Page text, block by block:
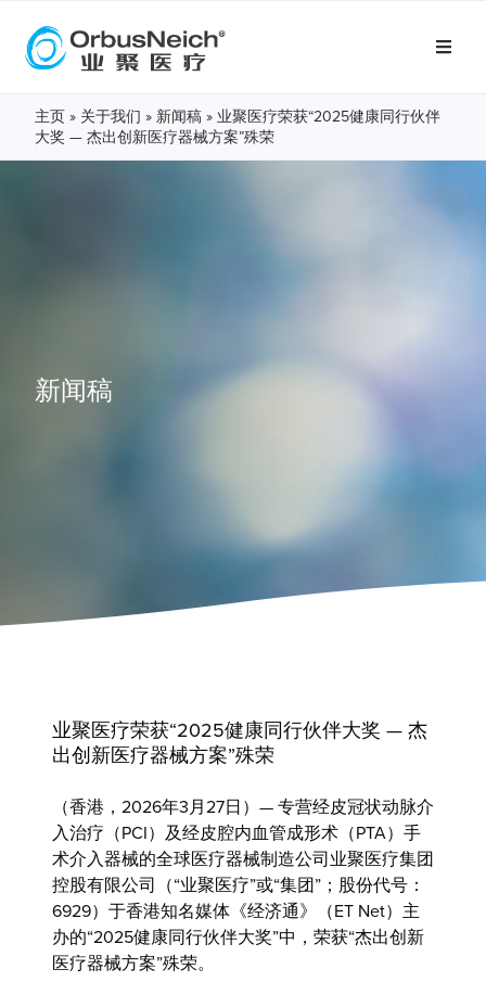
主页 » 关于我们 » 新闻稿 » 业聚医疗荣获“2025健康同行伙伴
大奖 — 杰出创新医疗器械方案”殊荣
新闻稿
业聚医疗荣获“2025健康同行伙伴大奖 — 杰
出创新医疗器械方案”殊荣
（香港，2026年3月27日）— 专营经皮冠状动脉介
入治疗（PCI）及经皮腔内血管成形术（PTA）手
术介入器械的全球医疗器械制造公司 业聚医疗集团
控股有限公司
（“业聚医疗”或“集团”；股份代号：
6929）于香港知名媒体《经济通》（ET Net）主
办的“2025健康同行伙伴大奖”中，荣获“杰出创新
医疗器械方案”殊荣。